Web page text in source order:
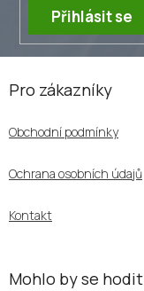
Přihlásit se
Pro zákazníky
Obchodní podmínky
Ochrana osobních údajů
Kontakt
Mohlo by se hodit